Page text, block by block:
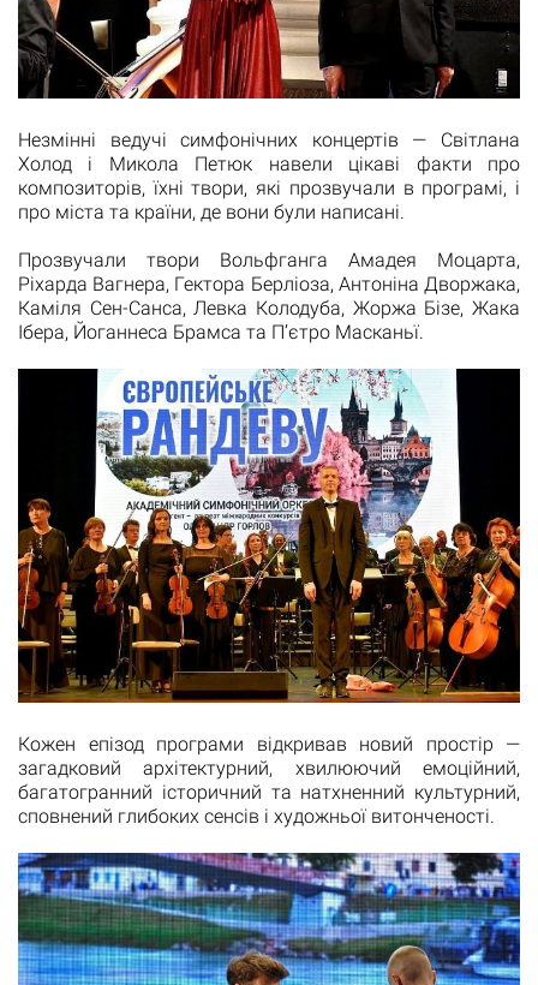
Незмінні ведучі симфонічних концертів — Світлана
Холод і Микола Петюк навели цікаві факти про
композиторів, їхні твори, які прозвучали в програмі, і
про міста та країни, де вони були написані.
Прозвучали твори Вольфганга Амадея Моцарта,
Ріхарда Вагнера, Гектора Берліоза, Антоніна Дворжака,
Каміля Сен-Санса, Левка Колодуба, Жоржа Бізе, Жака
Ібера, Йоганнеса Брамса та П’єтро Масканьї.
Кожен епізод програми відкривав новий простір —
загадковий архітектурний, хвилюючий емоційний,
багатогранний історичний та натхненний культурний,
сповнений глибоких сенсів і художньої витонченості.